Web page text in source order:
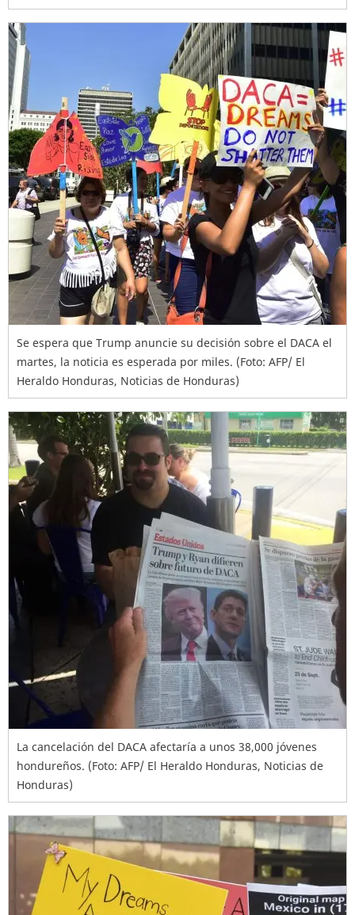
Se espera que Trump anuncie su decisión sobre el DACA el
martes, la noticia es esperada por miles. (Foto: AFP/ El
Heraldo Honduras, Noticias de Honduras)
La cancelación del DACA afectaría a unos 38,000 jóvenes
hondureños. (Foto: AFP/ El Heraldo Honduras, Noticias de
Honduras)